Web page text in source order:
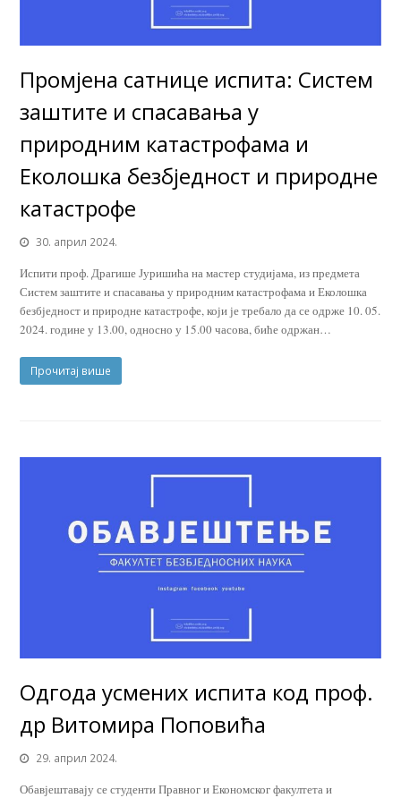
Промјена сатнице испита: Систем
заштите и спасавања у
природним катастрофама и
Еколошка безбједност и природне
катастрофе
30. април 2024.
Испити проф. Драгише Јуришића на мастер студијама, из предмета
Систем заштите и спасавања у природним катастрофама и Еколошка
безбједност и природне катастрофе, који је требало да се одрже 10. 05.
2024. године у 13.00, односно у 15.00 часова, биће одржан…
Прочитај више
Одгода усмених испита код проф.
др Витомира Поповића
29. април 2024.
Обавјештавају се студенти Правног и Економског факултета и